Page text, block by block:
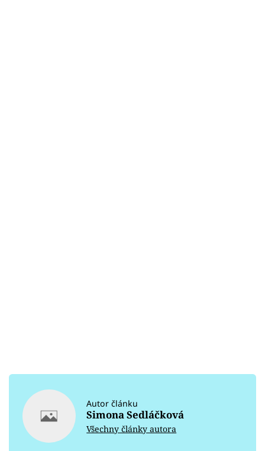
Autor článku
Simona Sedláčková
Všechny články autora